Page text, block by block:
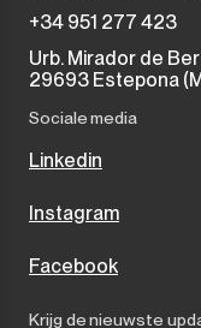
+34 951 277 423
Urb. Mirador de
29693 Estepona
Sociale media
Linkedin
Instagram
Facebook
Krijg de nieuwste